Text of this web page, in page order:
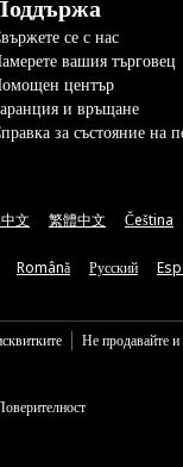
се с нас
вашия търговец
център
и връщане
за състояние на
文 繁體中文 Čeština
Română Русский
Не продавайте